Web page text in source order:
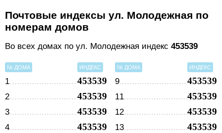
Почтовые индексы ул. Молодежная по
номерам домов
Во всех домах по ул. Молодежная индекс 453539
№ ДОМА ИНДЕКС
1 453539
2 453539
3 453539
4 453539
№ ДОМА ИНДЕКС
9 453539
11 453539
12 453539
13 453539